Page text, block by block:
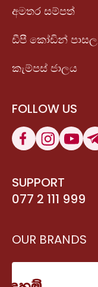
අමතර සම්පත්
ඩීපී කෝඩින් පාසල
කැම්පස් ජාලය
FOLLOW US
SUPPORT
077 2 111 999
OUR BRANDS